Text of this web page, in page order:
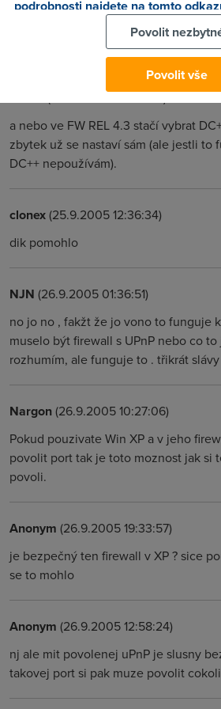
(29.8.2005 19:18:45)
(30.8.2005 00:02:49)
a nebo ve FW REL 4.3 stačí vybrat
zbytek už se nastaví sám (ale jestli to
DC++ nepoužívám).
clonex(25.9.2005 12:36:34)
dik pomohlo
NJN (26.9.2005 01:36:51)
no jo no , fakžt že jo vono to funguje
muselo být firewall s UPnP nebo co
rozhumím, ale funguje to . třikrát slávy
Nargon(26.9.2005 10:27:06)
Pokud pouzivate Win XP a v jeho
povolit port tak je toto moznost jak si
povoli.
Anonym (26.9.2005 19:33:57)
je bezpečný ten firewall v XP ? sice
se to mohlo
Anonym (26.9.2005 12:58:24)
nj ale mit povolenej uPnP je slusny
takovej port si pak muze povolit
podrobnosti najdete na tomto
Povolit
Povolit vše